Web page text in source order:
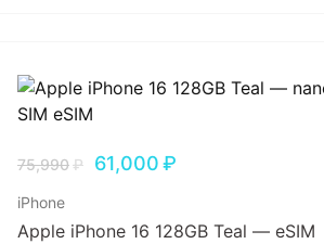
75,990₽ 61,000₽
iPhone
Apple iPhone 16 128GB Teal — eSIM